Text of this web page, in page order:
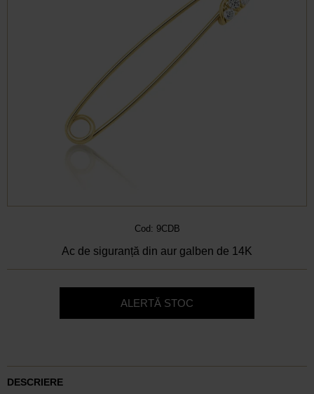
Cod: 9CDB
Ac de siguranță din aur galben de 14K
ALERTĂ STOC
DESCRIERE